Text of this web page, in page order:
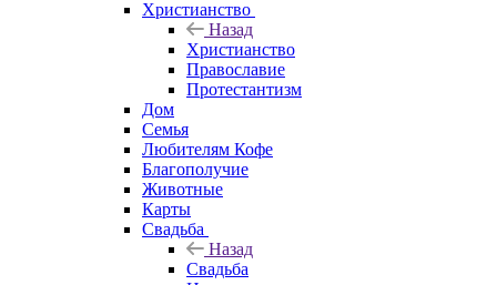
Христианство
Назад
Христианство
Православие
Протестантизм
Дом
Семья
Любителям Кофе
Благополучие
Животные
Карты
Свадьба
Назад
Свадьба